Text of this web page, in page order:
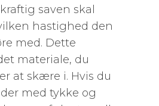
saven skal
hastighed den
med. Dette
materiale, du
at skære i. Hvis du
med tykke og